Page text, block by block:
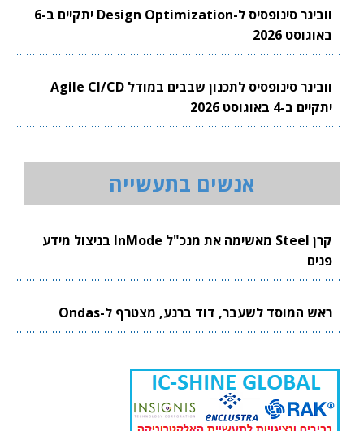
וובינר סינופסיס ל-Design Optimization יתקיים ב-6
באוגוסט 2026
וובינר סינופסיס לתכנון שבבים במודל Agile CI/CD
יתקיים ב-4 באוגוסט 2026
אנשים בתעשייה
קרן Steel מאשימה את מנכ"ל InMode בניצול מידע
פנים
ראש המוסד לשעבר, דוד ברנע, מצטרף ל-Ondas